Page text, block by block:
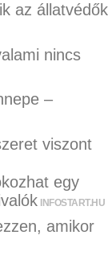
az állatvédők
nincs
–
viszont
egy
INFOSTART.HU
amikor